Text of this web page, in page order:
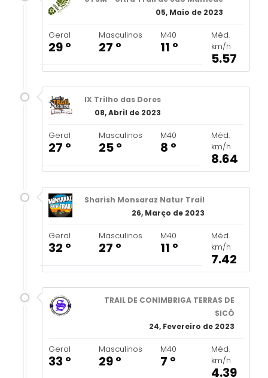
05, Maio de 2023
Geral
29 º
Masculinos
27 º
M40
11 º
Méd.
km/h
5.57
IX Trilho das Dores
08, Abril de 2023
Geral
27 º
Masculinos
25 º
M40
8 º
Méd.
km/h
8.64
Sharish Monsaraz Natur Trail
26, Março de 2023
Geral
32 º
Masculinos
27 º
M40
11 º
Méd.
km/h
7.42
TRAIL DE CONIMBRIGA TERRAS DE
SICÓ
24, Fevereiro de 2023
Geral
33 º
Masculinos
29 º
M40
7 º
Méd.
km/h
4.39